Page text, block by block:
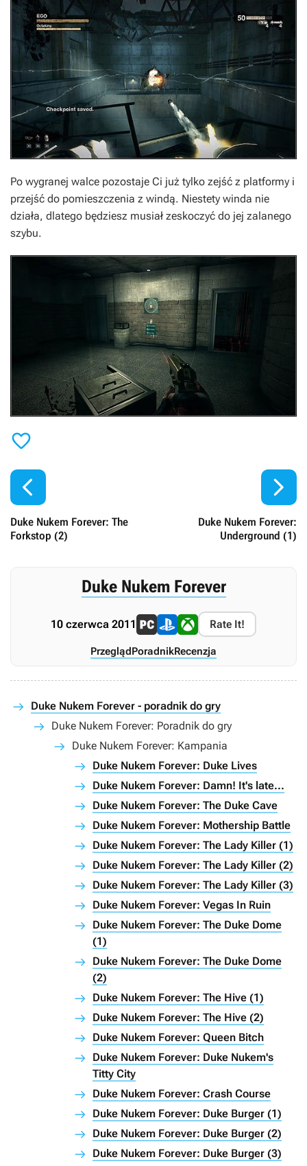
Po wygranej walce pozostaje Ci już tylko zejść z platformy i
przejść do pomieszczenia z windą. Niestety winda nie
działa, dlatego będziesz musiał zeskoczyć do jej zalanego
szybu.


Duke Nukem Forever: The
Forkstop (2)
Duke Nukem Forever:
Underground (1)

Duke Nukem Forever
10 czerwca 2011 Rate It!
Przegląd PoradnikRecenzja
Duke Nukem Forever - poradnik do gry
Duke Nukem Forever: Poradnik do gry
Duke Nukem Forever: Kampania
Duke Nukem Forever: Duke Lives
Duke Nukem Forever: Damn! It's late...
Duke Nukem Forever: The Duke Cave
Duke Nukem Forever: Mothership Battle
Duke Nukem Forever: The Lady Killer (1)
Duke Nukem Forever: The Lady Killer (2)
Duke Nukem Forever: The Lady Killer (3)
Duke Nukem Forever: Vegas In Ruin
Duke Nukem Forever: The Duke Dome
(1)
Duke Nukem Forever: The Duke Dome
(2)
Duke Nukem Forever: The Hive (1)
Duke Nukem Forever: The Hive (2)
Duke Nukem Forever: Queen Bitch
Duke Nukem Forever: Duke Nukem's
Titty City
Duke Nukem Forever: Crash Course
Duke Nukem Forever: Duke Burger (1)
Duke Nukem Forever: Duke Burger (2)
Duke Nukem Forever: Duke Burger (3)